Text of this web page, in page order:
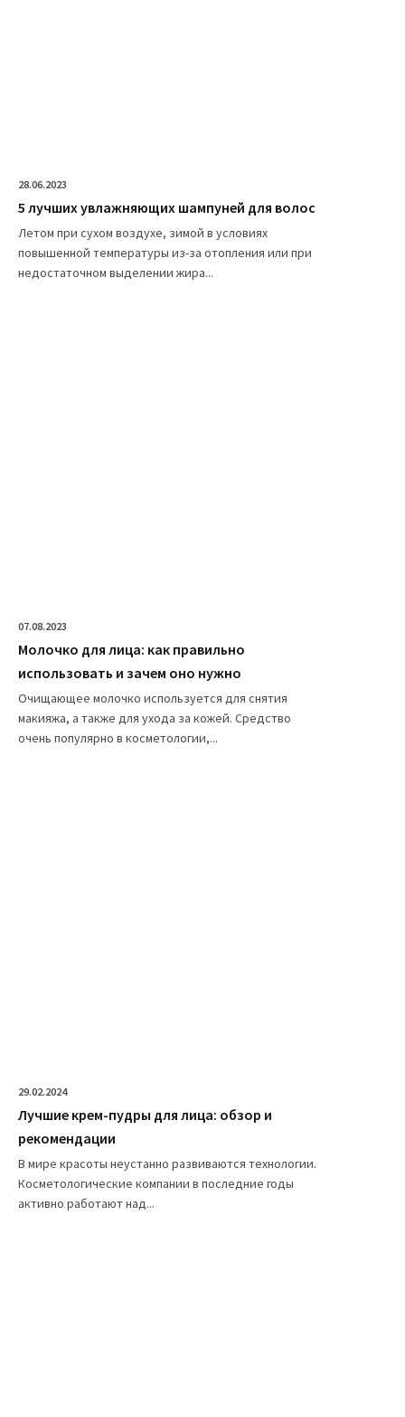
28.06.2023
5 лучших увлажняющих шампуней для волос
Летом при сухом воздухе, зимой в условиях
повышенной температуры из-за отопления или при
недостаточном выделении жира...
07.08.2023
Молочко для лица: как правильно
использовать и зачем оно нужно
Очищающее молочко используется для снятия
макияжа, а также для ухода за кожей. Средство
очень популярно в косметологии,...
29.02.2024
Лучшие крем-пудры для лица: обзор и
рекомендации
В мире красоты неустанно развиваются технологии.
Косметологические компании в последние годы
активно работают над...